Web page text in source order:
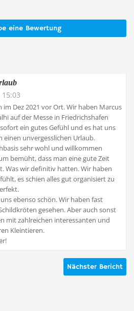
eine Bewertung
Dez 2021 vor Ort. Wir haben Marcus
auf der Messe in Friedrichshafen
ein gutes Gefühl und es hat uns
unvergesslichen Urlaub.
sehr wohl und willkommen
bemüht, dass man eine gute Zeit
Was wir definitiv hatten. Wir haben
es schien alles gut organisiert zu
ebenso schön. Wir haben fast
gesehen. Aber auch sonst
mit zahlreichen interessanten und
Kleintieren.
Nächster Bericht